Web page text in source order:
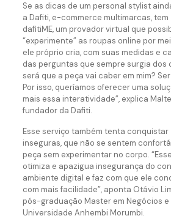
Se as dicas de um personal stylist
a Dafiti, e-commerce multimarcas, tem
dafitiME, um provador virtual que
“experimente” as roupas online por
ele próprio cria, com suas medidas e
das perguntas que sempre surgia dos
será que a peça vai caber em mim?
Por isso, queríamos oferecer uma
mais essa interatividade”, explica
fundador da Dafiti.
Esse serviço também tenta conquistar
inseguras, que não se sentem
peça sem experimentar no corpo.
otimiza e apazigua insegurança do
ambiente digital e faz com que ele
com mais facilidade”, aponta Otávio
pós-graduação Master em Negócios e
Universidade Anhembi Morumbi.